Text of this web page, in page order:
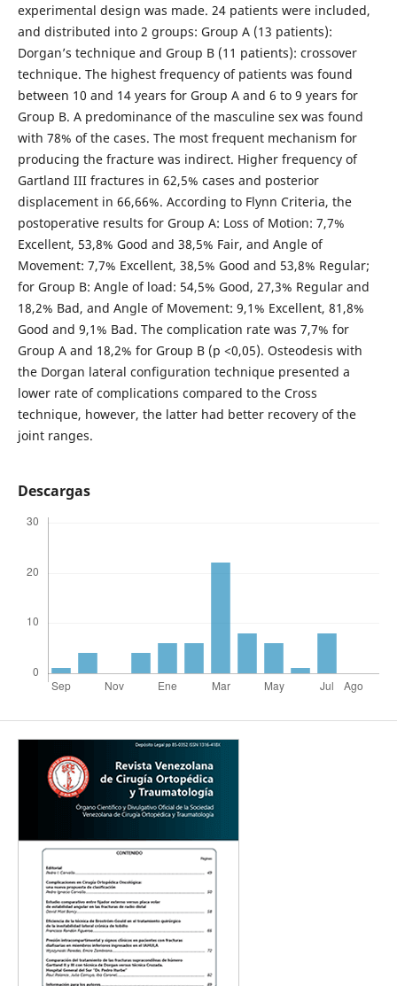
experimental design was made. 24 patients were included,
and distributed into 2 groups: Group A (13 patients):
Dorgan’s technique and Group B (11 patients): crossover
technique. The highest frequency of patients was found
between 10 and 14 years for Group A and 6 to 9 years for
Group B. A predominance of the masculine sex was found
with 78% of the cases. The most frequent mechanism for
producing the fracture was indirect. Higher frequency of
Gartland III fractures in 62,5% cases and posterior
displacement in 66,66%. According to Flynn Criteria, the
postoperative results for Group A: Loss of Motion: 7,7%
Excellent, 53,8% Good and 38,5% Fair, and Angle of
Movement: 7,7% Excellent, 38,5% Good and 53,8% Regular;
for Group B: Angle of load: 54,5% Good, 27,3% Regular and
18,2% Bad, and Angle of Movement: 9,1% Excellent, 81,8%
Good and 9,1% Bad. The complication rate was 7,7% for
Group A and 18,2% for Group B (p <0,05). Osteodesis with
the Dorgan lateral configuration technique presented a
lower rate of complications compared to the Cross
technique, however, the latter had better recovery of the
joint ranges.
Descargas